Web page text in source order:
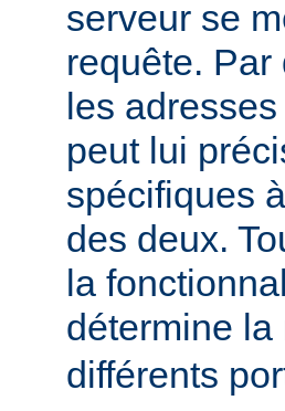
serveur se
requête.
les
peut lui
spécifiques
des deux.
la
détermine
différents